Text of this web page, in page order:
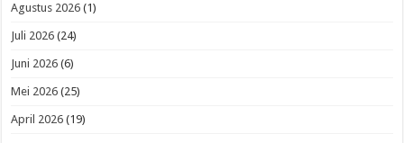
Agustus 2026 (1)
Juli 2026 (24)
Juni 2026 (6)
Mei 2026 (25)
April 2026 (19)